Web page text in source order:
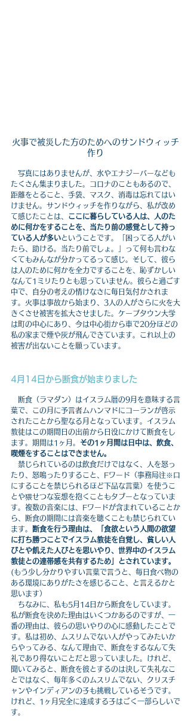
火事で被災した方のためへのサンドウィッチ
作り
写真にはありませんが、水やエナジーバーなども
たくさん集まりました。コロナのこともあるので、
距離をとること、手袋、マスク、消毒は忘れてはい
けません。サンドウィッチを作りながら、私が改め
て感じたことは、 ここに暮らしている人は、人のた
めに何かをすることを、当たり前の感覚として持っ
ている人が多いということです。「困ってる人がい
たら、助ける。当たり前でしょ。」って何も言わな
くてもみんなが分かってるって感じ。そして、彼ら
は人のために何かを全力ですることを、恥ずかしい
なんて1ミリたりとも思っていません。彼らと過ごす
中で、自分の考えの情けなさに毎日気付かされま
す。火事は事故から始まり、3人の人がさらに火を大
きくさせ被害を拡大させました。ケープタウン大学
は町の中心にあり、今は中心街から車で20分ほどの
私の家まで煙や灰が飛んできています。これ以上の
被害が出ないことを願っています。
4月14日から断食が始まりました
断食（ラマダン）はイスラム暦の9月を意味する言
葉で、この月に予言者ムハンマドにコーランが啓示
されたことから聖なる月となっています。イスラム
教徒はこの期間日の出前から日没にかけて断食をし
ます。期間は1ヶ月。 その1ヶ月間は日中は、飲食、
喫煙をすることはできません。
禁じられているのは飲食だけではなく、人を怒っ
たり、怒鳴ったりすること、Fワード（事務局注※口
にすることを禁じられるほど下品な言葉）を使うこ
とや猥せつな妄想を抱くこともタブーとなっていま
す。複数の音楽には、Fワードが含まれていることか
ら、断食の期間には音楽を聴くことも禁じられてい
ます。
断食を行う理由は、「食欲という人間の欲望
に打ち勝つことでイスラム教徒を自覚し、貧しい人
びとや飢えた人びとを思いやり、世界中のイスラム
教徒との連帯感を共有するため」とされています。
(もう少し分かりやすい言葉で言うと、毎日食べ物の
ある環境にありがたさを感じること、と言えるかと
思います）
ちなみに、私も5月14日から断食をしています。
私が断食を決めた理由はいくつかあるのですが、一
番の理由は、彼らの思いやりの心に感動したことで
す。私は初め、ムスリムでない人がやってみたいか
らやってみる、なんて理由で、断食をするなんて失
礼であり得ないことだと思っていました。けれど、
聞いてみると、断食を彼とするのは決して失礼なこ
とではなく、毎年多くのムスリムでない、クリスチ
ャンやインディアンの子も挑戦しているそうです。
けれど、1ヶ月完全に達成する子はごく一部らしいで
す。